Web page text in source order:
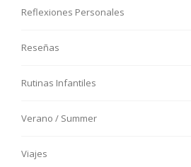
Reflexiones Personales
Reseñas
Rutinas Infantiles
Verano / Summer
Viajes